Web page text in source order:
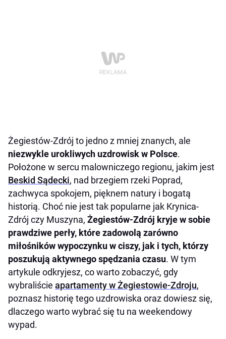
Żegiestów-Zdrój to jedno z mniej znanych, ale
niezwykle urokliwych uzdrowisk w Polsce.
Położone w sercu malowniczego regionu, jakim jest
Beskid Sądecki, nad brzegiem rzeki Poprad,
zachwyca spokojem, pięknem natury i bogatą
historią. Choć nie jest tak popularne jak Krynica-
Zdrój czy Muszyna, Żegiestów-Zdrój kryje w sobie
prawdziwe perły, które zadowolą zarówno
miłośników wypoczynku w ciszy, jak i tych, którzy
poszukują aktywnego spędzania czasu. W tym
artykule odkryjesz, co warto zobaczyć, gdy
wybraliście apartamenty w Żegiestowie-Zdroju,
poznasz historię tego uzdrowiska oraz dowiesz się,
dlaczego warto wybrać się tu na weekendowy
wypad.